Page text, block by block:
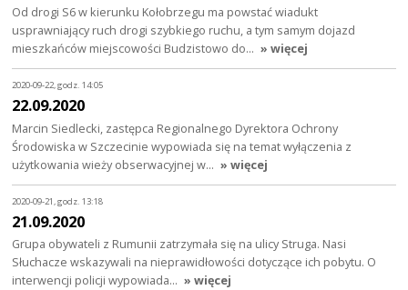
Od drogi S6 w kierunku Kołobrzegu ma powstać wiadukt
usprawniający ruch drogi szybkiego ruchu, a tym samym dojazd
mieszkańców miejscowości Budzistowo do… » więcej
2020-09-22, godz. 14:05
22.09.2020
Marcin Siedlecki, zastępca Regionalnego Dyrektora Ochrony
Środowiska w Szczecinie wypowiada się na temat wyłączenia z
użytkowania wieży obserwacyjnej w… » więcej
2020-09-21, godz. 13:18
21.09.2020
Grupa obywateli z Rumunii zatrzymała się na ulicy Struga. Nasi
Słuchacze wskazywali na nieprawidłowości dotyczące ich pobytu. O
interwencji policji wypowiada… » więcej